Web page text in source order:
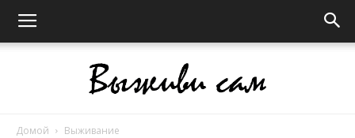
Домой Выживание